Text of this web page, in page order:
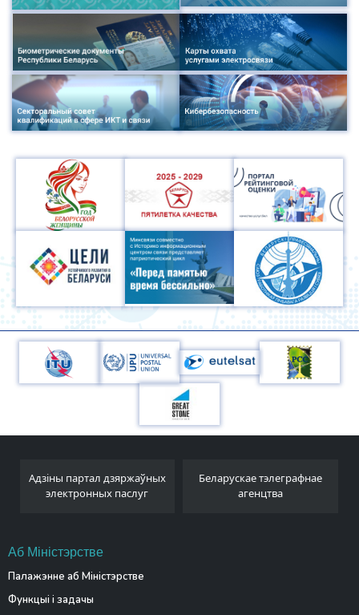
Адзіны партал дзяржаўных
электронных паслуг
Беларускае тэлеграфнае
агенцтва
Аб Міністэрстве
Палажэнне аб Міністэрстве
Функцыі і задачы